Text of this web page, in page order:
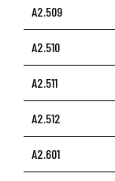
A2.509
A2.510
A2.511
A2.512
A2.601